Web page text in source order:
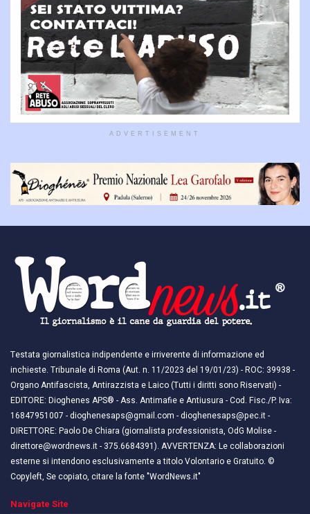
ADVERTISEMENT
Testata giornalistica indipendente e irriverente di informazione ed
inchieste. Tribunale di Roma (Aut. n. 11/2023 del 19/01/23) - ROC: 39938 -
Organo Antifascista, Antirazzista e Laico (Tutti i diritti sono Riservati) -
EDITORE: Dioghenes APS® - Ass. Antimafie e Antiusura - Cod. Fisc./P. Iva:
16847951007 - dioghenesaps@gmail.com - dioghenesaps@pec.it - ​​
DIRETTORE: Paolo De Chiara (giornalista professionista, OdG Molise -
direttore@wordnews.it - ​​375.6684391). AVVERTENZA: Le collaborazioni
esterne si intendono esclusivamente a titolo Volontario e Gratuito. ©
Copyleft, Se copiato, citare la fonte "WordNews.it"
Navigate Site